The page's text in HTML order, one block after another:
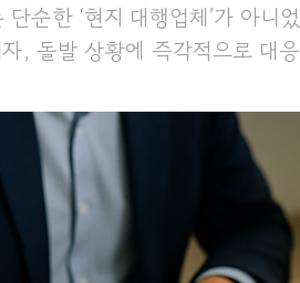
단순한 ‘현지 대행업체’가 아
, 돌발 상황에 즉각적으로 대